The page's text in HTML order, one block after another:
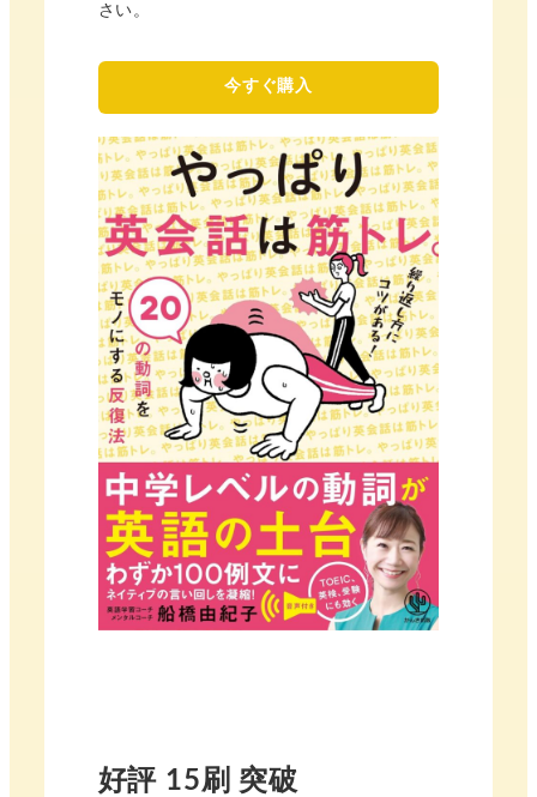
さい。
今すぐ購入
好評 15刷 突破